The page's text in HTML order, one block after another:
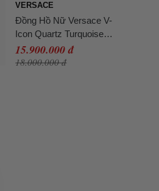
VERSACE
Đồng Hồ Nữ Versace V-
Icon Quartz Turquoise
Dial Ladies Watch
VEUCA0324 Màu Xanh
15.900.000 đ
18.000.000 đ